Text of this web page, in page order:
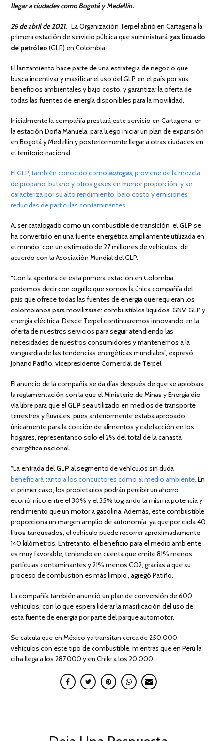
llegar a ciudades como Bogotá y Medellín.
26 deabril de 2021. La Organización Terpel abrió en Cartagena la
primera estación de servicio pública que suministrará gas licuado
de petróleo (GLP) en Colombia.
El lanzamiento hace parte de una estrategia de negocio que
busca incentivar y masificar el uso del GLP en el país por sus
beneficios ambientales y bajo costo, y garantizar la oferta de
todas las fuentes de energía disponibles para la movilidad.
Inicialmente la compañía prestará este servicio en Cartagena, en
la estación Doña Manuela, para luego iniciar un plan de expansión
en Bogotá y Medellín y posteriormente llegar a otras ciudades en
el territorio nacional.
El GLP, también conocido comoautogas, proviene de la mezcla
de propano, butano y otros gases en menor proporción, y se
caracteriza por su alto rendimiento, bajo costo y emisiones
reducidas de partículas contaminantes.
Al ser catalogado como un combustible de transición, el GLP se
ha convertido en una fuente energética ampliamente utilizada en
el mundo, con un estimado de 27 millones de vehículos, de
acuerdo con la Asociación Mundial del GLP.
“Con la apertura de esta primera estación en Colombia,
podemos decir con orgullo que somos la única compañía del
país que ofrece todas las fuentes de energía que requieran los
colombianos para movilizarse: combustibles líquidos, GNV, GLP y
energía eléctrica. Desde Terpel continuaremos innovando en la
oferta de nuestros servicios para seguir atendiendo las
necesidades de nuestros consumidores y mantenernos a la
vanguardia de las tendencias energéticas mundiales”, expresó
Johand Patiño, vicepresidente Comercial de Terpel.
El anuncio de la compañía se da días después de que se aprobara
la reglamentación con la que el Ministerio de Minas y Energía dio
vía libre para que el GLP sea utilizado en medios de transporte
terrestres y fluviales, pues anteriormente estaba aprobado
únicamente para la cocción de alimentos y calefacción en los
hogares, representando solo el 2% del total de la canasta
energética nacional.
“La entrada del GLPal segmento de vehículos sin duda
beneficiará tanto a los conductores como al medio ambiente.En
el primer caso, los propietarios podrán percibir un ahorro
económico entre el 30% y el 35% logrando la misma potencia y
rendimiento que un motor a gasolina. Además, este combustible
proporciona un margen amplio de autonomía, ya que por cada 40
litros tanqueados, el vehículo puede recorrer aproximadamente
140 kilómetros. Entretanto, el beneficio para el medio ambiente
es muy favorable, teniendo en cuenta que emite 81% menos
partículas contaminantes y 21% menos CO2, gracias a que su
proceso de combustión es más limpio”, agregó Patiño.
La compañía también anunció un plan de conversión de 600
vehículos, con lo que espera liderar la masificación del uso de
esta fuente de energía por parte del parque automotor.
Se calcula que en México ya transitan cerca de 250.000
vehículos con este tipo de combustible, mientras que en Perú la
cifra llega a los 287.000 y en Chile a los 20.000.